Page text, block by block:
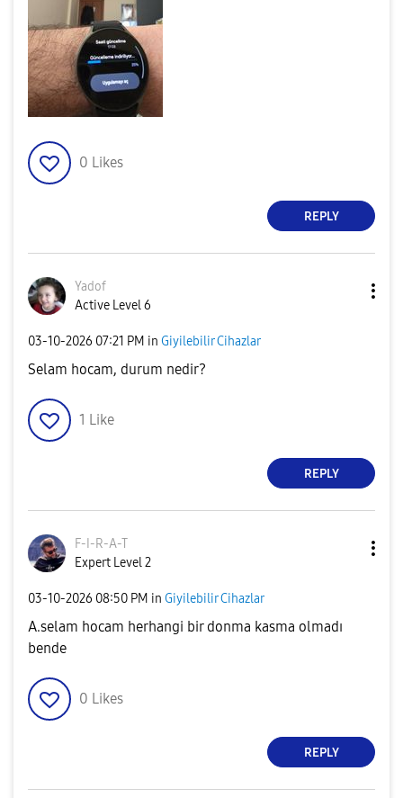
0 Likes
REPLY
Yadof
Active Level 6
‎03-10-2026 07:21 PM in Giyilebilir Cihazlar
Selam hocam, durum nedir?
1 Like
REPLY
F-I-R-A-T
Expert Level 2
‎03-10-2026 08:50 PM in Giyilebilir Cihazlar
A.selam hocam herhangi bir donma kasma olmadı
bende
0 Likes
REPLY